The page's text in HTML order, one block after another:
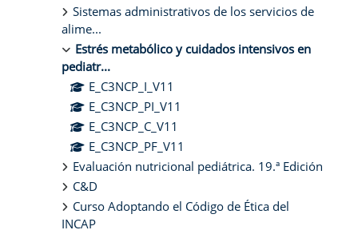
Sistemas administrativos de los servicios de
alime...
Estrés metabólico y cuidados intensivos en
pediatr...
E_C3NCP_I_V11
E_C3NCP_PI_V11
E_C3NCP_C_V11
E_C3NCP_PF_V11
Evaluación nutricional pediátrica. 19.ª Edición
C&D
Curso Adoptando el Código de Ética del
INCAP